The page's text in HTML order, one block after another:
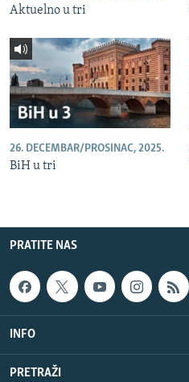
Aktuelno u tri
26. DECEMBAR/PROSINAC, 2025.
BiH u tri
PRATITE NAS
INFO
PRETRAŽI